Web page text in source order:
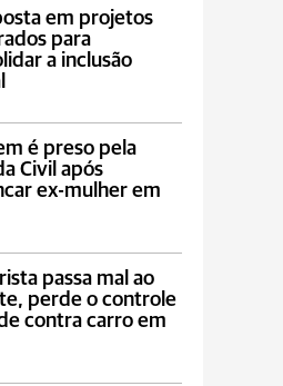
em projetos
para
a inclusão
é preso pela
Civil após
ex-mulher em
passa mal ao
perde o controle
contra carro em